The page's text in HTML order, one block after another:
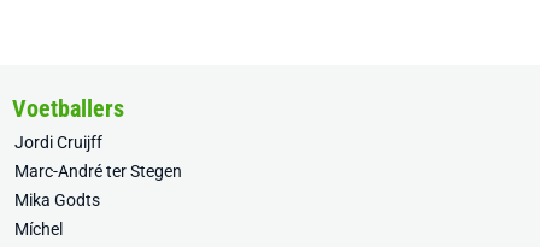
Voetballers
Jordi Cruijff
Marc-André ter Stegen
Mika Godts
Míchel